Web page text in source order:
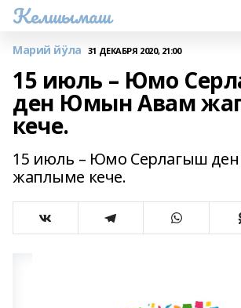
Келшымаш
Марий йӱла 31 ДЕКАБРЯ 2020, 21:00
15 июль – Юмо
ден Юмын Авам
кече.
15 июль – Юмо Серлагыш
жаплыме кече.